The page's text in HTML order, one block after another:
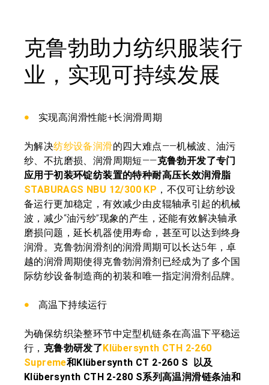
克鲁勃助力纺织服装行
业，实现可持续发展
实现高润滑性能+长润滑周期
为解决纺纱设备润滑的四大难点——机械波、油污
纱、不抗磨损、润滑周期短——克鲁勃开发了专门
应用于初装环锭纺装置的特种耐高压长效润滑脂
STABURAGS NBU 12/300 KP ，不仅可让纺纱设
备运行更加稳定，有效减少由皮辊轴承引起的机械
波，减少“油污纱”现象的产生，还能有效解决轴承
磨损问题，延长机器使用寿命，甚至可以达到终身
润滑。克鲁勃润滑剂的润滑周期可以长达5年，卓
越的润滑周期使得克鲁勃润滑剂已经成为了多个国
际纺纱设备制造商的初装和唯一指定润滑剂品牌。
高温下持续运行
为确保纺织染整环节中定型机链条在高温下平稳运
行， 克鲁勃研发了Klübersynth CTH 2-260
Supreme和Klübersynth CT 2-260 S 以及
Klübersynth CTH 2-280 S系列高温润滑链条油和